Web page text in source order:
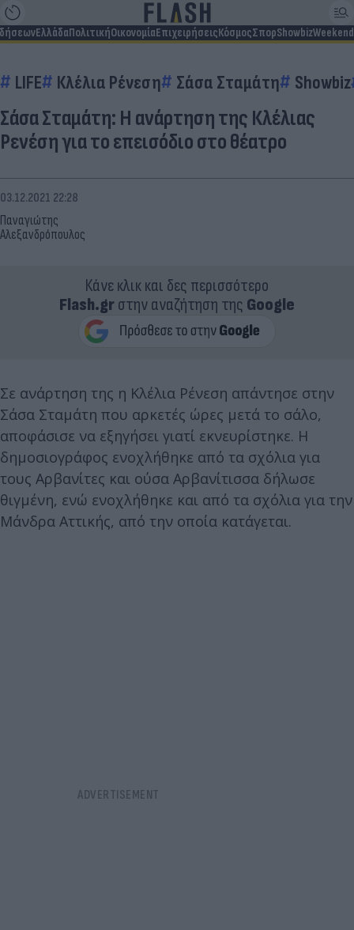
ΕλλάδαΠολιτικήΟικονομίαΕπιχειρήσειςΚόσμοςΣπορShowbizWeekend
LIFE Κλέλια Ρένεση Σάσα Σταμάτη Showbiz
Σάσα Σταμάτη: Η ανάρτηση της Κλέλιας
Ρενέση για το επεισόδιο στο θέατρο
Παναγιώτης
Αλεξανδρόπουλος
03.12.2021 22:28
Κάνε κλικ και δες περισσότερο
Flash.grστην αναζήτηση της Google
Σε ανάρτηση της η Κλέλια Ρένεση απάντησε στην
Σάσα Σταμάτη που αρκετές ώρες μετά το σάλο,
αποφάσισε να εξηγήσει γιατί εκνευρίστηκε. Η
δημοσιογράφος ενοχλήθηκε από τα σχόλια για
τους Αρβανίτες και ούσα Αρβανίτισσα δήλωσε
θιγμένη, ενώ ενοχλήθηκε και από τα σχόλια για την
Μάνδρα Αττικής, από την οποία κατάγεται.